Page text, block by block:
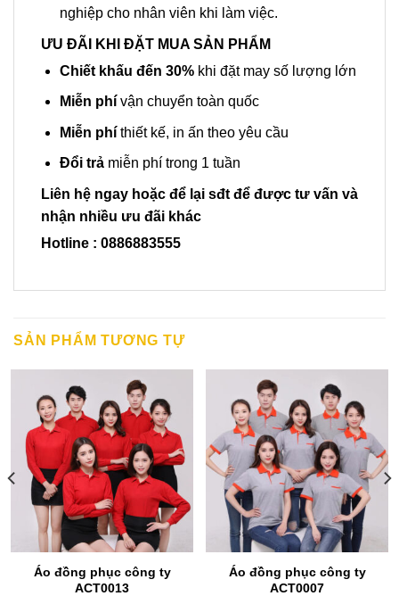
nghiệp cho nhân viên khi làm việc.
ƯU ĐÃI KHI ĐẶT MUA SẢN PHẨM
Chiết khấu đến 30%khi đặt may số lượng lớn
Miễn phí vận chuyển toàn quốc
Miễn phíthiết kế, in ấn theo yêu cầu
Đổi trảmiễn phí trong 1 tuần
Liên hệ ngay hoặc để lại sđt để được tư vấn và
nhận nhiều ưu đãi khác
Hotline : 0886883555
SẢN PHẨM TƯƠNG TỰ
Áo đồng phục công ty
ACT0013
Áo đồng phục công ty
ACT0007